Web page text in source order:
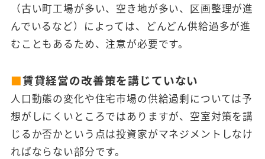
（古い町工場が多い、空き地が多い、区画整理が進
んでいるなど）によっては、どんどん供給過多が進
むこともあるため、注意が必要です。
■賃貸経営の改善策を講じていない
人口動態の変化や住宅市場の供給過剰については予
想がしにくいところではありますが、空室対策を講
じるか否かという点は投資家がマネジメントしなけ
ればならない部分です。